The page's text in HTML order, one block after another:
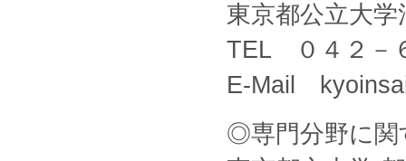
東京都公立大
TEL ０４２－
E-Mail
◎専門分野に関